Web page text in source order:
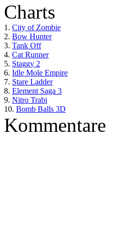
Charts
1. City of Zombie
2. Bow Hunter
3. Tank Off
4. Cat Runner
5. Staggy 2
6. Idle Mole Empire
7. Stare Ladder
8. Element Saga 3
9. Nitro Trabi
10. Bomb Balls 3D
Kommentare